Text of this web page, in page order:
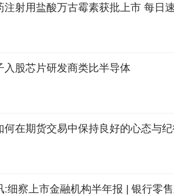
注射用盐酸万古霉素获批上市 每日
入股芯片研发商类比半导体
何在期货交易中保持良好的心态与纪
:细察上市金融机构半年报 | 银行零